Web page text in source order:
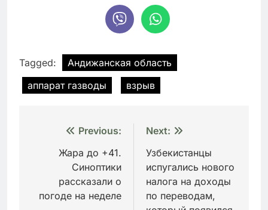
Tagged:
Андижанская область
аппарат газводы
взрыв
Навигация
записям
Previous:
Жара до +41.
Синоптики
рассказали о
погоде на неделе
Next:
Узбекистанцы
испугались нового
налога на доходы
по переводам,